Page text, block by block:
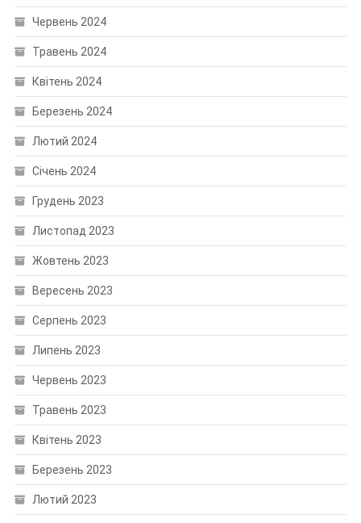
Червень 2024
Травень 2024
Квітень 2024
Березень 2024
Лютий 2024
Січень 2024
Грудень 2023
Листопад 2023
Жовтень 2023
Вересень 2023
Серпень 2023
Липень 2023
Червень 2023
Травень 2023
Квітень 2023
Березень 2023
Лютий 2023